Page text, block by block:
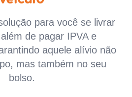
para você se livrar
de pagar IPVA e
aquele alívio não
mas também no seu
bolso.